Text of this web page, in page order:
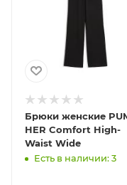
Брюки женские
HER Comfort High-
Waist Wide
Есть в наличии: 3